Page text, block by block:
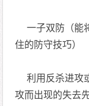
一子双防（能
住的防守技巧）
利用反杀进攻
攻而出现的失去